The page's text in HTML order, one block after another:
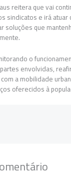
reitera que vai
sindicatos e irá
soluções que
o
envolvidas,
a mobilidade
oferecidos à